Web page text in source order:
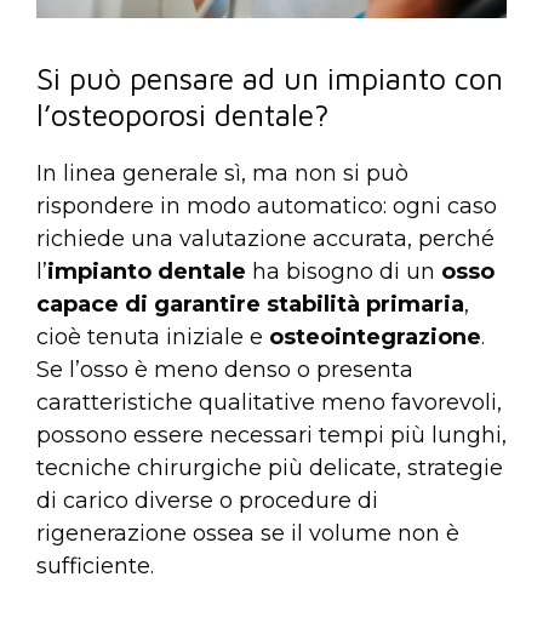
Si può pensare ad un impianto con
l’osteoporosi dentale?
In linea generale sì, ma non si può
rispondere in modo automatico: ogni caso
richiede una valutazione accurata, perché
l’impianto dentale ha bisogno di un osso
capace di garantire stabilità primaria,
cioè tenuta iniziale e osteointegrazione.
Se l’osso è meno denso o presenta
caratteristiche qualitative meno favorevoli,
possono essere necessari tempi più lunghi,
tecniche chirurgiche più delicate, strategie
di carico diverse o procedure di
rigenerazione ossea se il volume non è
sufficiente.